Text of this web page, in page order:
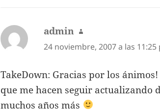
admin dice:
24 noviembre, 2007 a las 11:25
TakeDown: Gracias por los
que me hacen seguir actualizando
muchos años más